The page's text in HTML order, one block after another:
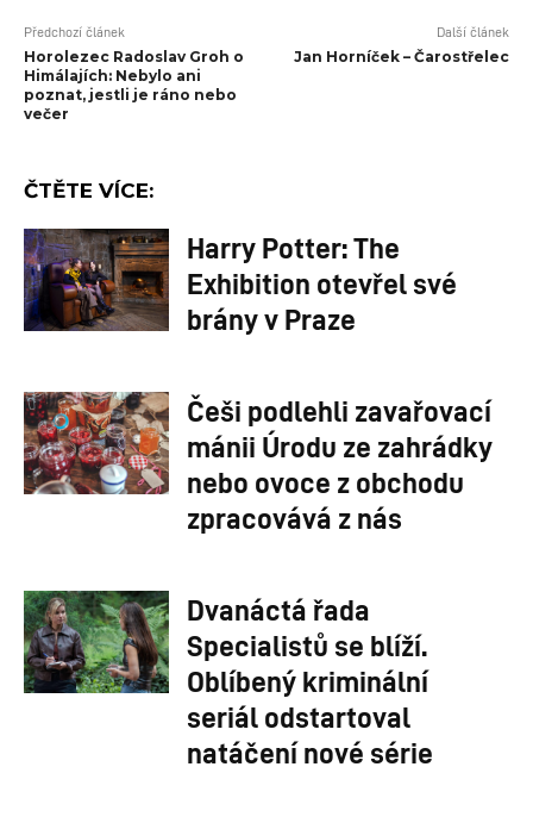
Předchozí článek
Horolezec Radoslav Groh o
Himálajích: Nebylo ani
poznat, jestli je ráno nebo
večer
Další článek
Jan Horníček – Čarostřelec
ČTĚTE VÍCE:
Harry Potter: The
Exhibition otevřel své
brány v Praze
Češi podlehli zavařovací
mánii Úrodu ze zahrádky
nebo ovoce z obchodu
zpracovává z nás
Dvanáctá řada
Specialistů se blíží.
Oblíbený kriminální
seriál odstartoval
natáčení nové série